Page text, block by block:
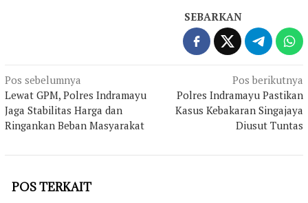
SEBARKAN
Navigasi
pos
Pos sebelumnya
Lewat GPM, Polres Indramayu
Jaga Stabilitas Harga dan
Ringankan Beban Masyarakat
Pos berikutnya
Polres Indramayu Pastikan
Kasus Kebakaran Singajaya
Diusut Tuntas
POS TERKAIT